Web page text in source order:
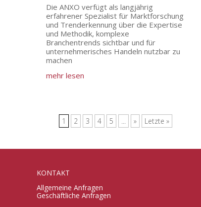
Die ANXO verfügt als langjährig
erfahrener Spezialist für Marktforschung
und Trenderkennung über die Expertise
und Methodik, komplexe
Branchentrends sichtbar und für
unternehmerisches Handeln nutzbar zu
machen
mehr lesen
1 2 3 4 5 ... » Letzte »
KONTAKT
Allgemeine Anfragen
Geschäftliche Anfragen